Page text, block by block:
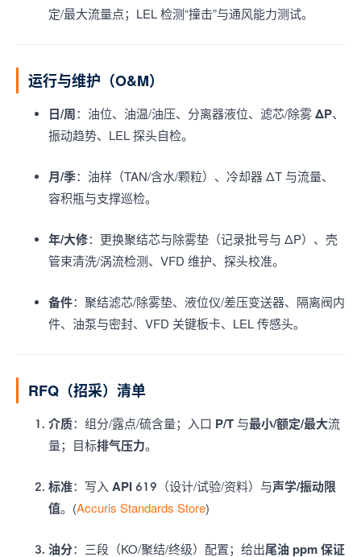
定/最大流量点；LEL 检测“撞击”与通风能力测试。
运行与维护（O&M）
日/周：油位、油温/油压、分离器液位、滤芯/除雾 ΔP、
振动趋势、LEL 探头自检。
月/季：油样（TAN/含水/颗粒）、冷却器 ΔT 与流量、
容积瓶与支撑巡检。
年/大修：更换聚结芯与除雾垫（记录批号与 ΔP）、壳
管束清洗/涡流检测、VFD 维护、探头校准。
备件：聚结滤芯/除雾垫、液位仪/差压变送器、隔离阀内
件、油泵与密封、VFD 关键板卡、LEL 传感头。
RFQ（招采）清单
介质：组分/露点/硫含量；入口 P/T 与最小/额定/最大流
量；目标排气压力。
标准：写入 API 619 （设计/试验/资料）与声学/振动限
值。(Accuris Standards Store)
油分：三段（KO/聚结/终级）配置；给出尾油 ppm 保证